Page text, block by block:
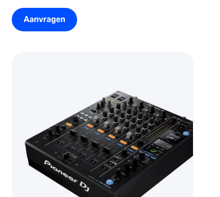
Aanvragen